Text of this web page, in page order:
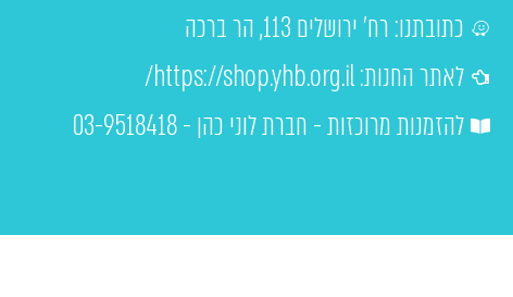
כתובתנו: רח' ירושלים 113, הר ברכה
לאתר החנות: https://shop.yhb.org.il/
להזמנות מרוכזות - חברת לוני כהן - 03-9518418